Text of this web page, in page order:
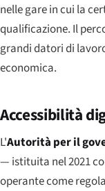
nelle gare in cui la
qualificazione. Il
grandi datori di
economica.
Accessibilità
L'Autorità per il
— istituita nel 2021
operante come